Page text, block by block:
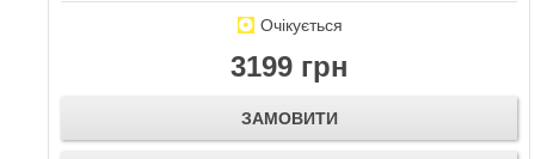
Очікується
3199 грн
ЗАМОВИТИ